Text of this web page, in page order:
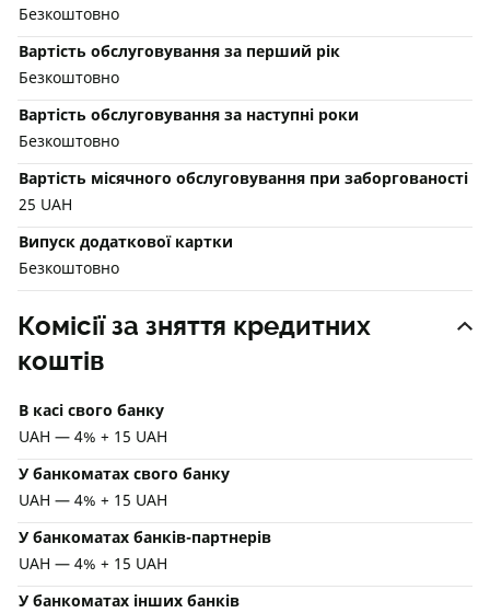
Безкоштовно
Вартість обслуговування за перший рік
Безкоштовно
Вартість обслуговування за наступні роки
Безкоштовно
Вартість місячного обслуговування при заборгованості
25 UAH
Випуск додаткової картки
Безкоштовно
Комісії за зняття кредитних
коштів
В касі свого банку
UAH — 4% + 15 UAH
У банкоматах свого банку
UAH — 4% + 15 UAH
У банкоматах банків-партнерів
UAH — 4% + 15 UAH
У банкоматах інших банків